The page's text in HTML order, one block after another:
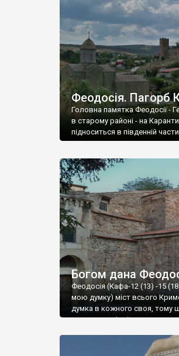
Феодосія. Пагорб
Головна памятка Феодосії -
в старому районі - на
підноситься в південній
Богом дана
Феодосія (Кафа-12 (13) -15
мою думку) міст всього
думка в кожного своя, тому
запрошую відвідати це